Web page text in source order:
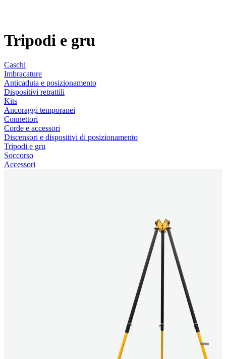
Tripodi e gru
Caschi
Imbracature
Anticaduta e posizionamento
Dispositivi retrattili
Kits
Ancoraggi temporanei
Connettori
Corde e accessori
Discensori e dispositivi di posizionamento
Tripodi e gru
Soccorso
Accessori